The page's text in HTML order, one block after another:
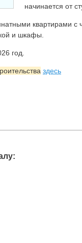
начинается от
квартирами с
и шкафы.
год.
здесь